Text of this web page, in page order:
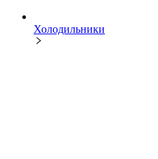
Холодильники